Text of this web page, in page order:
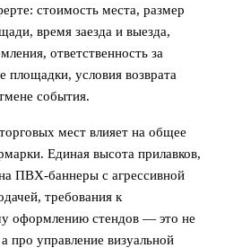
стоимость места, размер
время заезда и выезда,
ответственность за
площадки, условия возврата
события.
мест влияет на общее
Единая высота прилавков,
ПВХ-баннеры с агрессивной
требования к
оформлению стендов — это не
про управление визуальной